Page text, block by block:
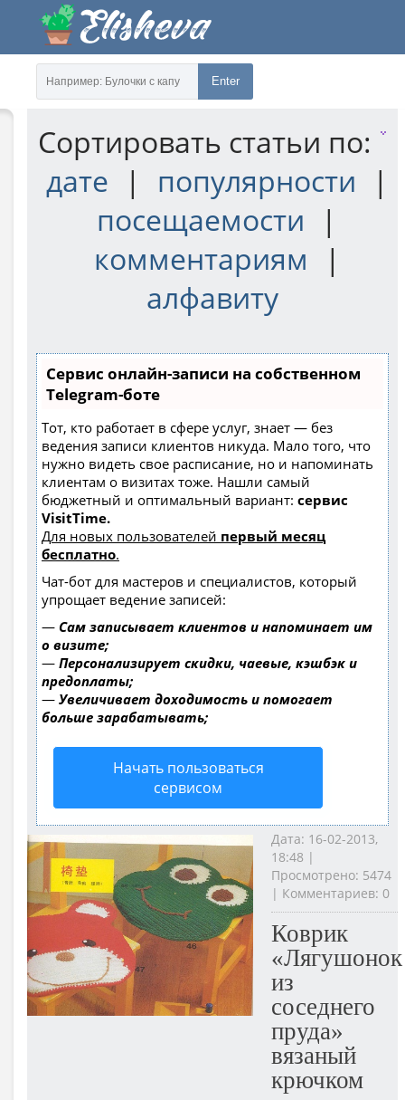
Enter
Сортировать статьи по:
дате
| популярности
|
посещаемости
|
комментариям
|
алфавиту
Сервис онлайн-записи на собственном
Telegram-боте
Тот, кто работает в сфере услуг, знает — без
ведения записи клиентов никуда. Мало того, что
нужно видеть свое расписание, но и напоминать
клиентам о визитах тоже. Нашли самый
бюджетный и оптимальный вариант: сервис
VisitTime.
Для новых пользователей первый месяц
бесплатно.
Чат-бот для мастеров и специалистов, который
упрощает ведение записей:
— Сам записывает клиентов и напоминает им
о визите;
— Персонализирует скидки, чаевые, кэшбэк и
предоплаты;
— Увеличивает доходимость и помогает
больше зарабатывать;
Начать пользоваться
сервисом
Дата: 16-02-2013,
18:48 |
Просмотрено: 5474
| Комментариев: 0
Коврик
«Лягушонок
из
соседнего
пруда»
вязаный
крючком